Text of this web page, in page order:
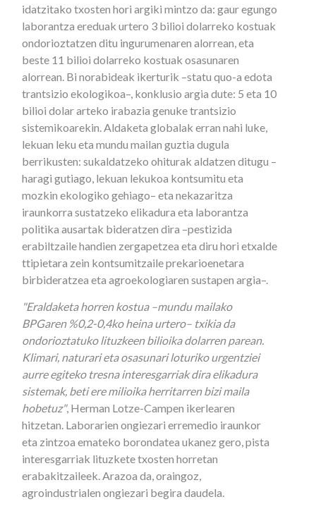
idatzitako txosten hori argiki mintzo da: gaur egungo
laborantza ereduak urtero 3 bilioi dolarreko kostuak
ondorioztatzen ditu ingurumenaren alorrean, eta
beste 11 bilioi dolarreko kostuak osasunaren
alorrean. Bi norabideak ikerturik –statu quo-a edota
trantsizio ekologikoa–, konklusio argia dute: 5 eta 10
bilioi dolar arteko irabazia genuke trantsizio
sistemikoarekin. Aldaketa globalak erran nahi luke,
lekuan leku eta mundu mailan guztia dugula
berrikusten: sukaldatzeko ohiturak aldatzen ditugu –
haragi gutiago, lekuan lekukoa kontsumitu eta
mozkin ekologiko gehiago– eta nekazaritza
iraunkorra sustatzeko elikadura eta laborantza
politika ausartak bideratzen dira –pestizida
erabiltzaile handien zergapetzea eta diru hori etxalde
ttipietara zein kontsumitzaile prekarioenetara
birbideratzea eta agroekologiaren sustapen argia–.
"Eraldaketa horren kostua –mundu mailako
BPGaren %0,2-0,4ko heina urtero– txikia da
ondorioztatuko lituzkeen bilioika dolarren parean.
Klimari, naturari eta osasunari loturiko urgentziei
aurre egiteko tresna interesgarriak dira elikadura
sistemak, beti ere milioika herritarren bizi maila
hobetuz", Herman Lotze-Campen ikerlearen
hitzetan. Laborarien ongiezari erremedio iraunkor
eta zintzoa emateko borondatea ukanez gero, pista
interesgarriak lituzkete txosten horretan
erabakitzaileek. Arazoa da, oraingoz,
agroindustrialen ongiezari begira daudela.